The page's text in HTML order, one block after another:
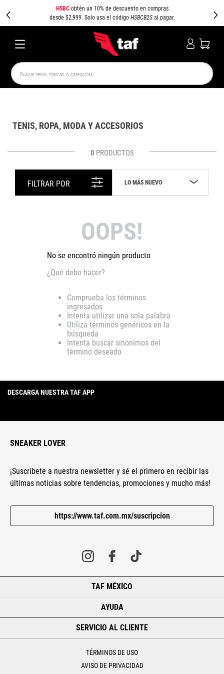
HSBCobtén un 10% de descuento en compras
desde $2,999. Solo usa el código HSBCB2Sal pagar.
Buscar tenis, marcas o categorías
TENIS, ROPA, MODA Y ACCESORIOS
0 PRODUCTOS
FILTRAR POR LO MÁS NUEVO
OOPS!
No se encontró ningún producto
¿Qué debo hacer?
Comprueba los términos
ingresados
Intenta utilizar una sola palabra
Utiliza términos genéricos en la
búsqueda
Intenta buscar sinónimos del
término deseado
DESCARGA NUESTRA TAF APP
SNEAKER LOVER
¡Suscríbete a nuestra newsletter y sé el primero en recibir las
últimas noticias sobre tendencias, promociones y mucho más!
https://www.taf.com.mx/suscripcion
TAF MÉXICO
AYUDA
SERVICIO AL CLIENTE
TÉRMINOS DE USO
AVISO DE PRIVACIDAD
SPEEDCAT JORDAN 1 SPEZIAL